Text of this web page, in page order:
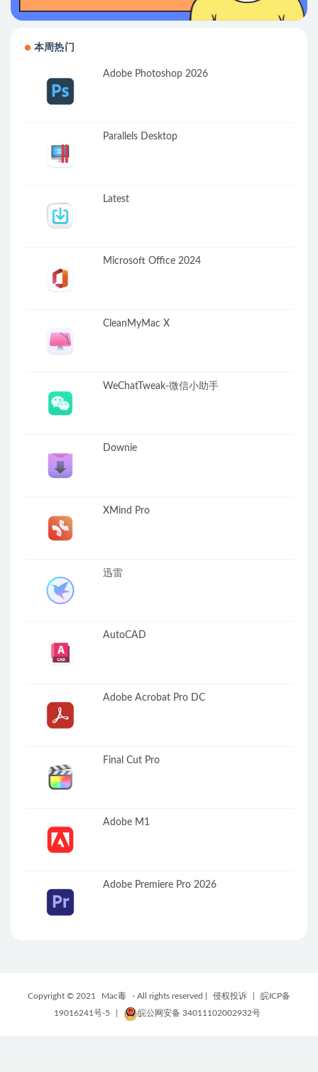
本周热门
Adobe Photoshop 2026
Parallels Desktop
Latest
Microsoft Office 2024
CleanMyMac X
WeChatTweak-微信小助手
Downie
XMind Pro
迅雷
AutoCAD
Adobe Acrobat Pro DC
Final Cut Pro
Adobe M1
Adobe Premiere Pro 2026
Copyright © 2021 Mac毒 - All rights reserved | 侵权投诉
皖ICP备
19016241号-5
皖公网安备 34011102002932号